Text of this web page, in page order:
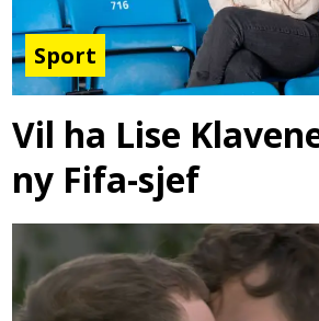
Sport
Vil ha Lise
ny Fifa-sjef